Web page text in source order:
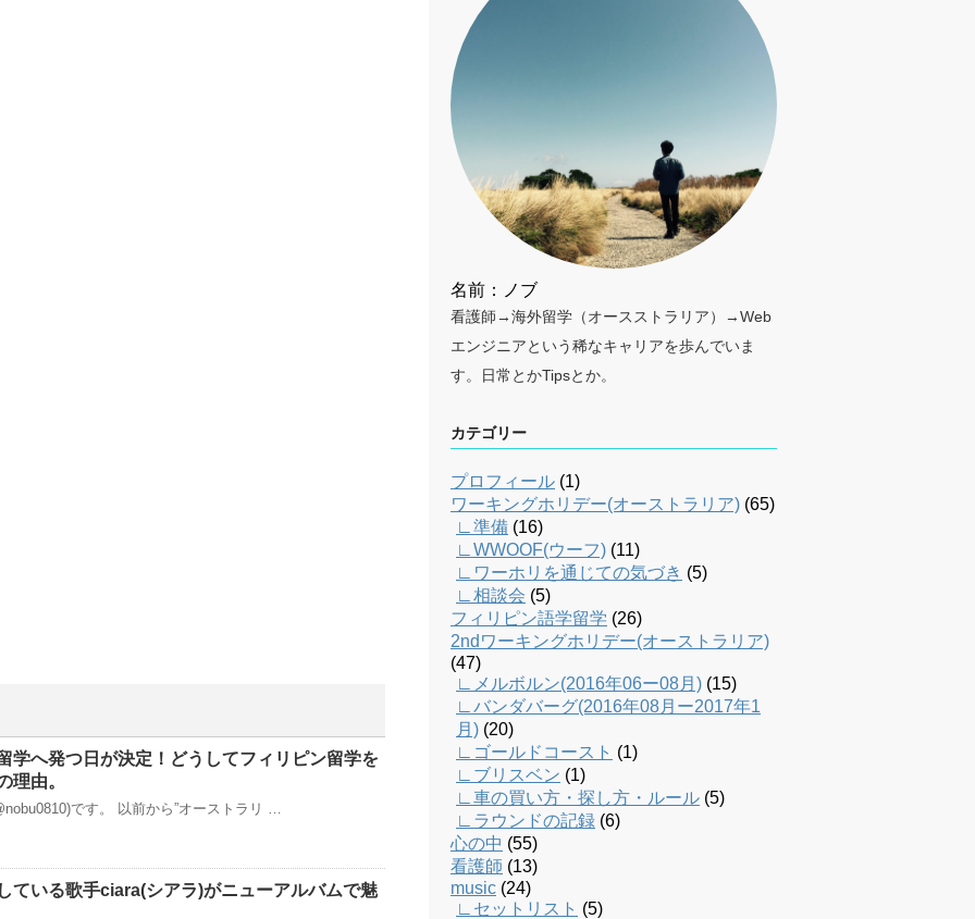
学へ発つ日が決定！どうしてフィリピン留学を
理由。
です。 以前から”オーストラリ …
ている歌手ciara(シアラ)がニューアルバムで魅
名前：ノブ
看護師→海外留学（オースストラリア）→Web
エンジニアという稀なキャリアを歩んでいま
す。日常とかTipsとか。
カテゴリー
プロフィール (1)
ワーキングホリデー(オーストラリア) (65)
∟準備 (16)
∟WWOOF(ウーフ) (11)
∟ワーホリを通じての気づき (5)
∟相談会 (5)
フィリピン語学留学 (26)
2ndワーキングホリデー(オーストラリア)
(47)
∟メルボルン(2016年06ー08月) (15)
∟バンダバーグ(2016年08月ー2017年1
月) (20)
∟ゴールドコースト (1)
∟ブリスベン (1)
∟車の買い方・探し方・ルール (5)
∟ラウンドの記録 (6)
心の中 (55)
看護師 (13)
music (24)
∟セットリスト (5)